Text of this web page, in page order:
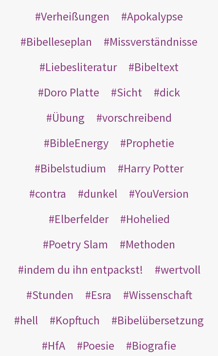
Verheißungen
Apokalypse
Bibelleseplan
Missverständnisse
Liebesliteratur
Bibeltext
Doro Platte
Sicht
dick
Übung
vorschreibend
BibleEnergy
Prophetie
Bibelstudium
Harry Potter
contra
dunkel
YouVersion
Elberfelder
Hohelied
Poetry Slam
Methoden
indem du ihn entpackst!
wertvoll
Stunden
Esra
Wissenschaft
hell
Kopftuch
Bibelübersetzung
HfA
Poesie
Biografie